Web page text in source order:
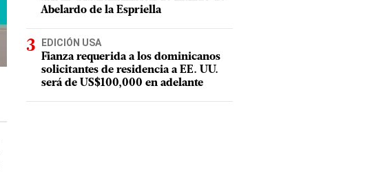
Abelardo de la Espriella
EDICIÓN USA
Fianza requerida a los dominicanos
solicitantes de residencia a EE. UU.
será de US$100,000 en adelante